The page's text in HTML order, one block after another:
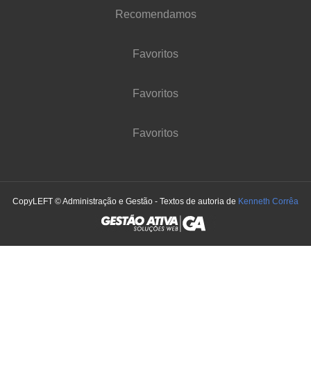
Recomendamos
Favoritos
Favoritos
Favoritos
CopyLEFT © Administração e Gestão - Textos de autoria de Kenneth Corrêa